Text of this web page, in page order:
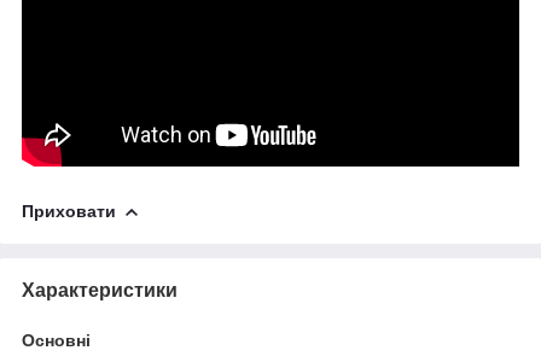
Приховати
Характеристики
Основні